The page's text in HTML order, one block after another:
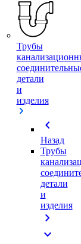
Трубы
детали
и
изделия
chevron_left
Назад
Трубы
детали
и
изделия
chevron_right
expand_more